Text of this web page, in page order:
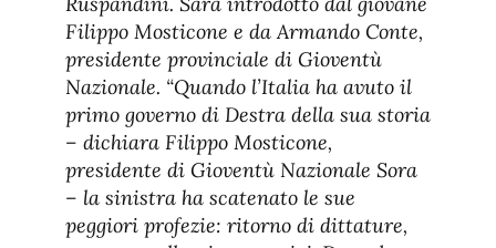
Filippo Mosticone e da Armando Conte,
presidente provinciale di Gioventù
Nazionale. “Quando l’Italia ha avuto il
primo governo di Destra della sua storia
– dichiara Filippo Mosticone,
presidente di Gioventù Nazionale Sora
– la sinistra ha scatenato le sue
peggiori profezie: ritorno di dittature,